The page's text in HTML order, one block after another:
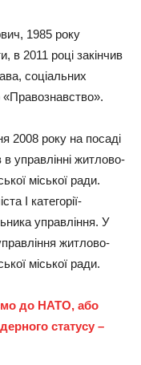
1985 року
в 2011 році закінчив
соціальних
«Правознавство».
2008 року на посаді
управлінні житлово-
міської ради.
І категорії-
управління. У
житлово-
міської ради.
до НАТО, або
статусу –